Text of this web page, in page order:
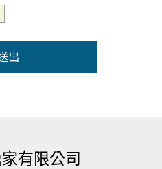
出
有限公司